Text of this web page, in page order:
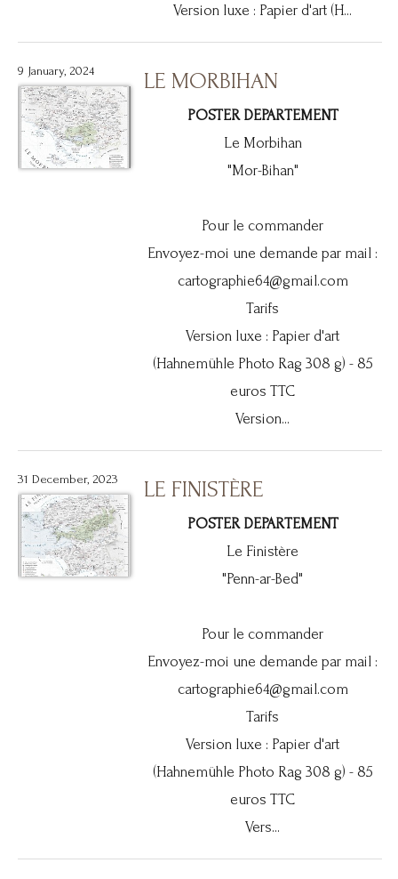
Version luxe : Papier d'art (H...
9 January, 2024 LE MORBIHAN
POSTER DEPARTEMENT
Le Morbihan
"Mor-Bihan"
Pour le commander
Envoyez-moi une demande par mail :
cartographie64@gmail.com
Tarifs
Version luxe : Papier d'art
(Hahnemühle Photo Rag 308 g) - 85
euros TTC
Version...
31 December, 2023 LE FINISTÈRE
POSTER DEPARTEMENT
Le Finistère
"Penn-ar-Bed"
Pour le commander
Envoyez-moi une demande par mail :
cartographie64@gmail.com
Tarifs
Version luxe : Papier d'art
(Hahnemühle Photo Rag 308 g) - 85
euros TTC
Vers...